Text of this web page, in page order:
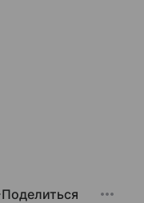
Поделиться